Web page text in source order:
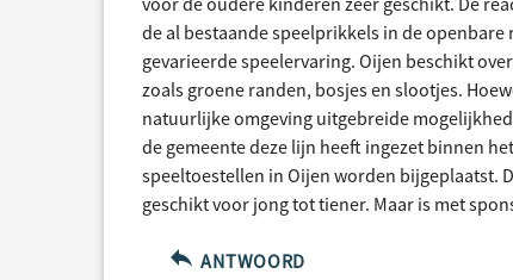
de al bestaande speelprikkels in de
gevarieerde speelervaring. Oijen beschikt
zoals groene randen, bosjes en slootjes.
natuurlijke omgeving uitgebreide
de gemeente deze lijn heeft ingezet binnen
speeltoestellen in Oijen worden bijgeplaatst.
geschikt voor jong tot tiener. Maar is met
ANTWOORD